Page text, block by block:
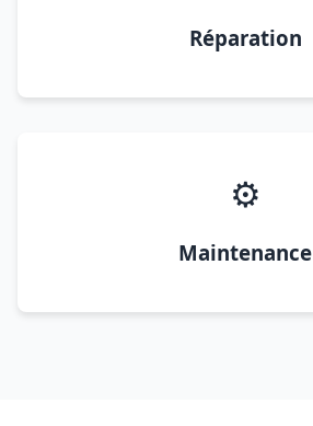
Réparation
⚙️
Maintenance